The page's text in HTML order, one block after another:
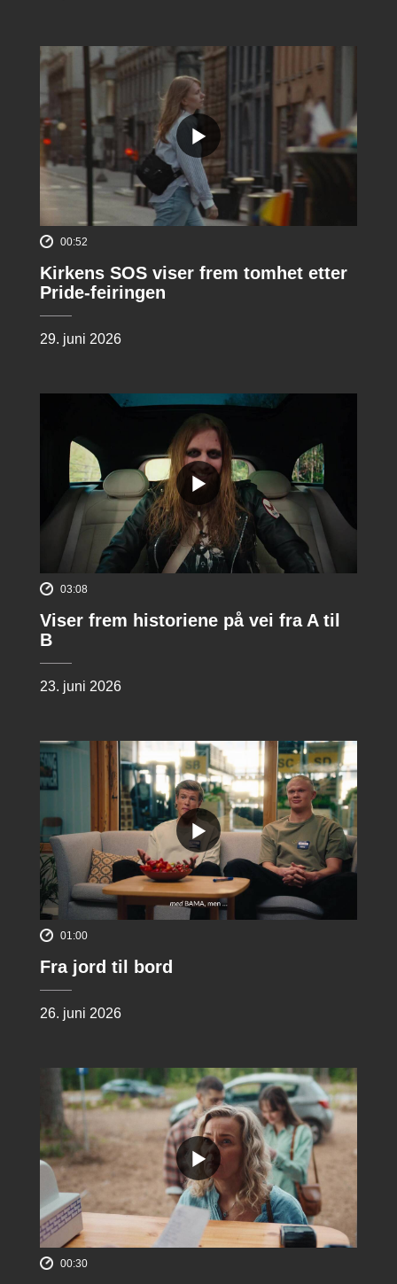
00:52
Kirkens SOS viser frem tomhet etter
Pride-feiringen
29. juni 2026
03:08
Viser frem historiene på vei fra A til
B
23. juni 2026
01:00
Fra jord til bord
26. juni 2026
00:30